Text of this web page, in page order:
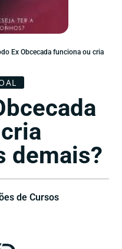
Ex Obcecada funciona ou cria
demais?
de Cursos